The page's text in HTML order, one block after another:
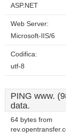
ASP.NET
Web Server:
Microsoft-IIS/6
Codifica:
utf-8
PING www.
data.
64 bytes from